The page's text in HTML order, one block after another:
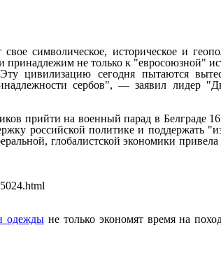
символическое, историческое и
не только к "евросоюзной"
цивилизацию сегодня пытаются
сербов", — заявил лидер
прийти на военный парад в Белграде
российской политике и поддержать
глобалистской экономики
одеждыне только экономят время на